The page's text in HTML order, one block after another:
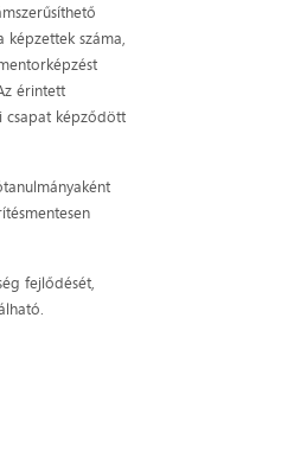
száma,
érintett
csapat képződött
fejlődését,